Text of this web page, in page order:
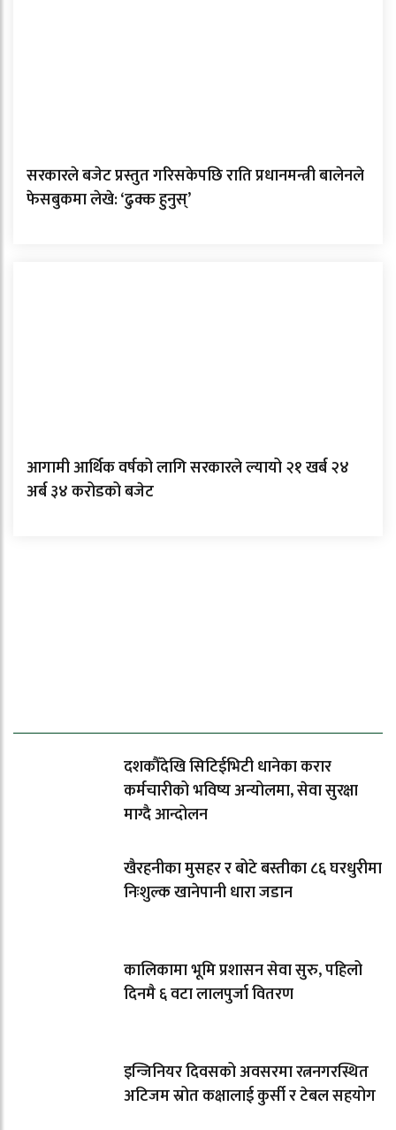
सरकारले बजेट प्रस्तुत गरिसकेपछि राति प्रधानमन्त्री बालेनले
फेसबुकमा लेखे: ‘ढुक्क हुनुस्’
आगामी आर्थिक वर्षको लागि सरकारले ल्यायो २१ खर्ब २४
अर्ब ३४ करोडको बजेट
दशकौँदेखि सिटिईभिटी धानेका करार
कर्मचारीको भविष्य अन्योलमा, सेवा सुरक्षा
माग्दै आन्दोलन
खैरहनीका मुसहर र बोटे बस्तीका ८६ घरधुरीमा
निःशुल्क खानेपानी धारा जडान
कालिकामा भूमि प्रशासन सेवा सुरु, पहिलो
दिनमै ६ वटा लालपुर्जा वितरण
इन्जिनियर दिवसको अवसरमा रत्ननगरस्थित
अटिजम स्रोत कक्षालाई कुर्सी र टेबल सहयोग